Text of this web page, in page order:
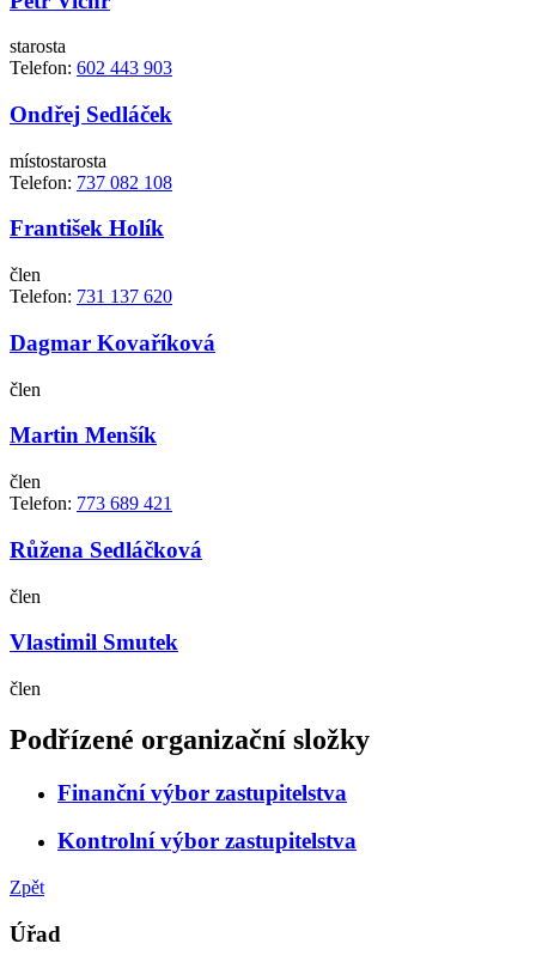
starosta
Telefon: 602 443 903
Ondřej Sedláček
místostarosta
Telefon: 737 082 108
František Holík
člen
Telefon: 731 137 620
Dagmar Kovaříková
člen
Martin Menšík
člen
Telefon: 773 689 421
Růžena Sedláčková
člen
Vlastimil Smutek
člen
Podřízené organizační složky
Finanční výbor zastupitelstva
Kontrolní výbor zastupitelstva
Zpět
Úřad